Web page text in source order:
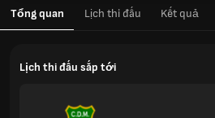
Tổng quan Lịch thi đấu Kết quả
Lịch thi đấu sắp tới